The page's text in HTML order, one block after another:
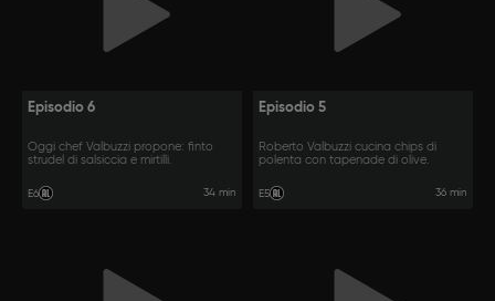
Episodio 6
Oggi chef Valbuzzi propone: finto
strudel di salsiccia e mirtilli.
E6 34 min
Episodio 5
Roberto Valbuzzi cucina chips di
polenta con tapenade di olive.
E5 36 min